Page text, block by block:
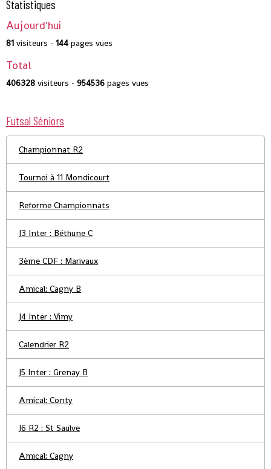
Statistiques
Aujourd'hui
81 visiteurs - 144 pages vues
Total
406328 visiteurs - 954536 pages vues
Futsal Séniors
Championnat R2
Tournoi à 11 Mondicourt
Reforme Championnats
J3 Inter : Béthune C
3ème CDF : Marivaux
Amical: Cagny B
J4 Inter : Vimy
Calendrier R2
J5 Inter : Grenay B
Amical: Conty
J6 R2 : St Saulve
Amical: Cagny